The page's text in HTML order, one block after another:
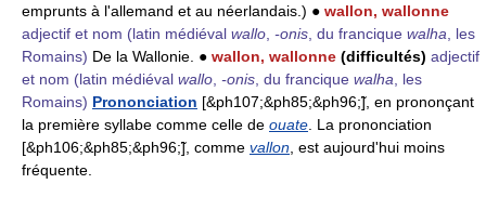
emprunts à l'allemand et au néerlandais.) ● wallon, wallonne
adjectif et nom (latin médiéval wallo -onis , du francique walha , les
Romains) De la Wallonie. ● wallon, wallonne (difficultés) adjectif
et nom (latin médiéval wallo -onis , du francique walha , les
Romains) Prononciation [&ph107;&ph85;&ph96;̃], en prononçant
la première syllabe comme celle de ouate . La prononciation
[&ph106;&ph85;&ph96;̃], comme vallon , est aujourd'hui moins
fréquente.